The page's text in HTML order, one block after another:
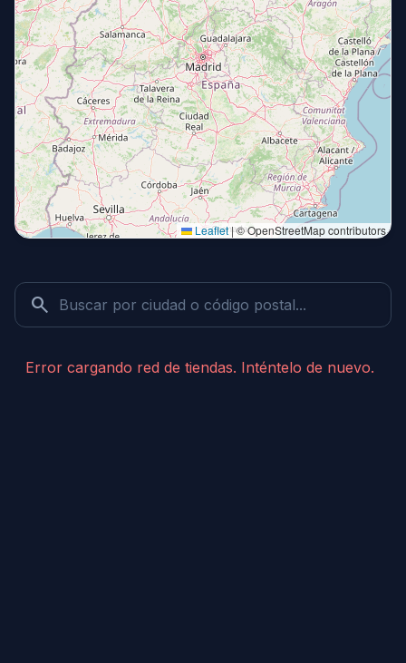
Leaflet |© OpenStreetMap contributors
search
Error cargando red de tiendas. Inténtelo de nuevo.